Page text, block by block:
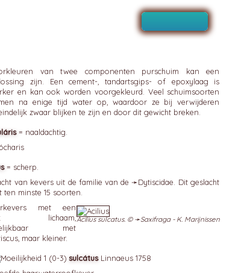
van twee componenten purschuim kan een
zijn. Een cement-, tandartsgips- of epoxylaag is
en kan ook worden voorgekleurd. Veel schuimsoorten
na enige tijd water op, waardoor ze bij verwijderen
zwaar blijken te zijn en door dit gewicht breken.
= naaldachtig.
= scherp.
Geslacht van kevers uit de familie van de ➛Dytiscidae . Dit geslacht
ten minste 15 soorten.
Acilius sulcatus. © ➛Saxifraga - K. Marijnissen
met een
lichaam,
met
, maar kleiner.
sulcátusLinnaeus 1758